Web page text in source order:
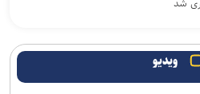
ویدیو